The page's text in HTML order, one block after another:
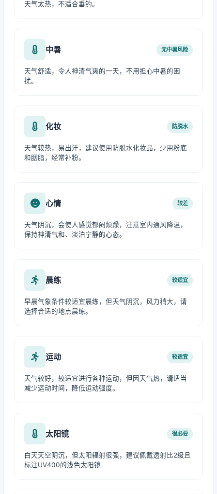
天气太热，不适合垂钓。
中暑 无中暑风险
天气舒适，令人神清气爽的一天，不用担心中暑的困
扰。
化妆 防脱水
天气较热，易出汗，建议使用防脱水化妆品，少用粉底
和胭脂，经常补粉。
心情 较差
天气阴沉，会使人感觉郁闷烦躁，注意室内通风降温，
保持神清气和、淡泊宁静的心态。
晨练 较适宜
早晨气象条件较适宜晨练，但天气阴沉，风力稍大，请
选择合适的地点晨练。
运动 较适宜
天气较好，较适宜进行各种运动，但因天气热，请适当
减少运动时间，降低运动强度。
太阳镜 很必要
白天天空阴沉，但太阳辐射很强，建议佩戴透射比2级且
标注UV400的浅色太阳镜